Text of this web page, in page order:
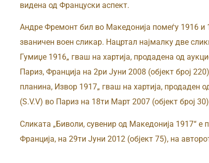
видена од Француски аспект.
Андре Фремонт бил во Македонија помеѓу 1916 и
званичен воен сликар. Нацртал најмалку две
Гумиџе 1916„ гваш на хартија, продадена од
Париз, Франција на 2ри Јуни 2008 (објект број
планина, Извор 1917„ гваш на хартија, продаден
(S.V.V) во Париз на 18ти Март 2007 (објект број
Сликата „Биволи, сувенир од Македонија 1917“ е
Франција, на 29ти Јуни 2012 (објект 75), на